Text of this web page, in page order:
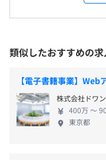
・経験豊富なフルス
従来、営業組織中心
開発組織を立ち上げ
ト約10名を擁するま
社内システムの内製
受動喫煙防止措置に関
従業員に対する受動喫
り）
〈年間休日：125日〉
・完全週休2日制（土・
・祝日
・夏季休暇
・年末年始休暇
・有給休暇（入社半年
など
類似したおすすめの
【電子書籍事業】
株式会社ドワ
400万 〜
東京都